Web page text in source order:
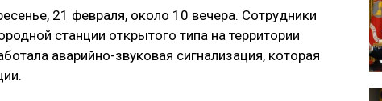
21 февраля, около 10 вечера. Сотрудники
станции открытого типа на территории
аварийно-звуковая сигнализация, которая